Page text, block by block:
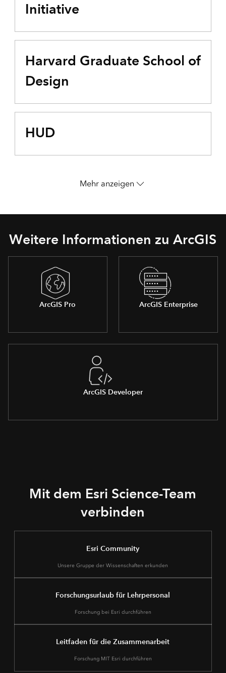
Initiative
Harvard Graduate School of
Design
HUD
Mehr anzeigen
Weitere Informationen zu ArcGIS
ArcGIS Pro ArcGIS Enterprise
ArcGIS Developer
Mit dem Esri Science-Team
verbinden
Esri Community
Unsere Gruppe der Wissenschaften erkunden
Forschungsurlaub für Lehrpersonal
Forschung bei Esri durchführen
Leitfaden für die Zusammenarbeit
Forschung MIT Esri durchführen